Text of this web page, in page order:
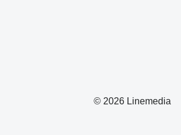
© 2026 Linemedia